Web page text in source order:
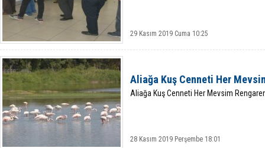
29 Kasım 2019 Cuma 10:25
Aliağa Kuş Cenneti Her
Aliağa Kuş Cenneti Her Mevsim
28 Kasım 2019 Perşembe 18:01